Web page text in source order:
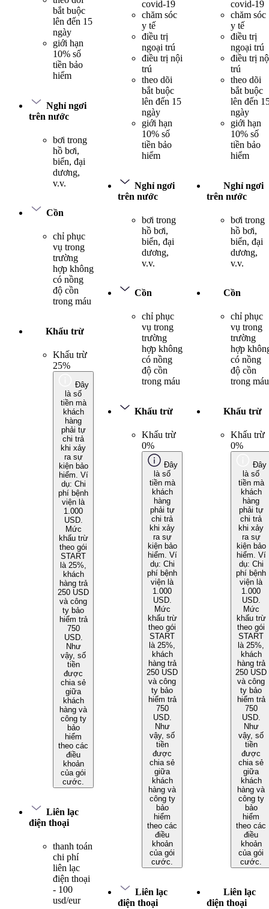
bắt buộc
lên đến 15
ngày
giới hạn
10% số
tiền bảo
hiểm
Nghỉ ngơi
trên nước
bơi trong
hồ bơi,
biển, đại
dương,
v.v.
Cồn
chỉ phục
vụ trong
trường
hợp không
có nồng
độ cồn
trong máu
Khấu trừ
Khấu trừ
25%
Đây
là số
tiền mà
khách
hàng
phải tự
chi trả
khi xảy
ra sự
kiện bảo
hiểm. Ví
dụ: Chi
phí bệnh
viện là
1.000
USD.
Mức
khấu trừ
theo gói
START
là 25%,
khách
hàng trả
250 USD
và công
ty bảo
hiểm trả
750
USD.
Như
vậy, số
tiền
được
chia sẻ
giữa
khách
hàng và
công ty
bảo
hiểm
theo các
điều
khoản
của gói
cước.
Liên lạc
điện thoại
thanh toán
chi phí
liên lạc
điện thoại
- 100
usd/eur
covid-19
chăm sóc
y tế
điều trị
ngoại trú
điều trị nội
trú
theo dõi
bắt buộc
lên đến 15
ngày
giới hạn
10% số
tiền bảo
hiểm
Nghỉ ngơi
trên nước
bơi trong
hồ bơi,
biển, đại
dương,
v.v.
Cồn
chỉ phục
vụ trong
trường
hợp không
có nồng
độ cồn
trong máu
Khấu trừ
Khấu trừ
0%
Đây
là số
tiền mà
khách
hàng
phải tự
chi trả
khi xảy
ra sự
kiện bảo
hiểm. Ví
dụ: Chi
phí bệnh
viện là
1.000
USD.
Mức
khấu trừ
theo gói
START
là 25%,
khách
hàng trả
250 USD
và công
ty bảo
hiểm trả
750
USD.
Như
vậy, số
tiền
được
chia sẻ
giữa
khách
hàng và
công ty
bảo
hiểm
theo các
điều
khoản
của gói
cước.
Liên lạc
điện thoại
covid-19
chăm sóc
y tế
điều trị
ngoại trú
điều trị
trú
theo dõi
bắt buộc
lên đến
ngày
giới hạn
10% số
tiền bảo
hiểm
Nghỉ ngơi
trên nước
bơi trong
hồ bơi,
biển, đại
dương,
v.v.
Cồn
chỉ phục
vụ trong
trường
hợp
có nồng
độ cồn
trong máu
Khấu trừ
Khấu trừ
0%
Đây
là số
tiền mà
khách
hàng
phải tự
chi trả
khi xảy
ra sự
kiện bảo
hiểm. Ví
dụ: Chi
phí bệnh
viện là
1.000
USD.
Mức
khấu trừ
theo gói
START
là 25%,
khách
hàng trả
250 USD
và công
ty bảo
hiểm trả
750
USD.
Như
vậy, số
tiền
được
chia sẻ
giữa
khách
hàng và
công ty
bảo
hiểm
theo các
điều
khoản
của gói
cước.
Liên lạc
điện thoại